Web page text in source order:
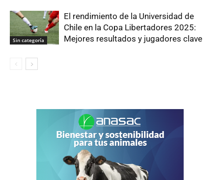
Sin categoría
El rendimiento de la Universidad de
Chile en la Copa Libertadores 2025:
Mejores resultados y jugadores clave